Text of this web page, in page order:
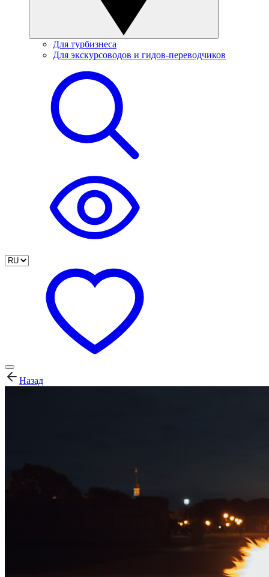
Для турбизнеса
Для экскурсоводов и гидов-переводчиков
Назад